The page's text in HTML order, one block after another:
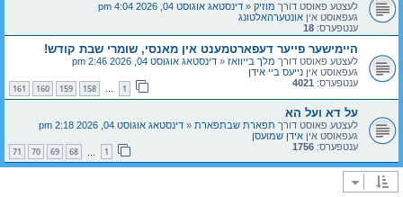
לעצטע פאוסט דורך מוזיק « דינסטאג אוגוסט 04, 2026 4:04 pm
געפאוסט אין אונטערהאלטונג
ענטפערס: 18
היימישער פייער דעפארטמענט אין מאנסי, שומרי שבת קודש!
לעצטע פאוסט דורך מלך בייוואז « דינסטאג אוגוסט 04, 2026 2:46 pm
געפאוסט אין נייעס ביי אידן
ענטפערס: 4021
1
…
158
159
160
161
על דא ועל הא
לעצטע פאוסט דורך תפארת שבתפארת « דינסטאג אוגוסט 04, 2026 2:18 pm
געפאוסט אין אידן שמועסן
ענטפערס: 1756
1
68
69
70
71